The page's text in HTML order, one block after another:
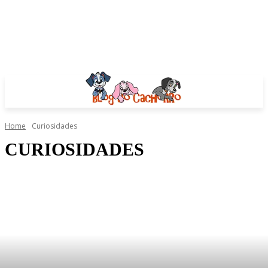
Home Curiosidades
CURIOSIDADES